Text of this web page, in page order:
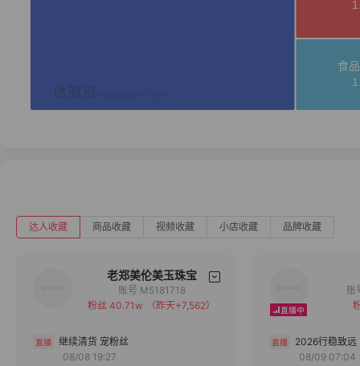
达人收藏 商品收藏 视频收藏 小店收藏 品牌收藏
老郑美伦美玉珠宝
备注
账号 M5181718
粉丝 40.71w
（昨天+7,562）
继续清货 宠粉丝
08/08 19:27
2026行稳致远
08/09 07:04